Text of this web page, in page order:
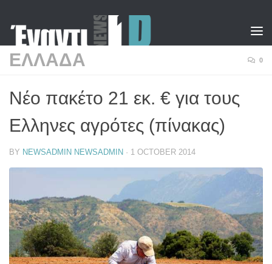
ΕΛΛΑΔΑ 0
Νέο πακέτο 21 εκ. € για τους
Ελληνες αγρότες (πίνακας)
BY NEWSADMIN NEWSADMIN · 1 OCTOBER 2014